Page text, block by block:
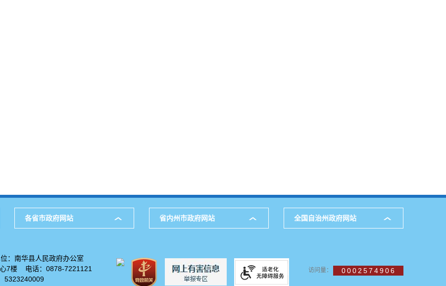
各省市政府网站 省内州市政府网站 全国自治州政府网站
：南华县人民政府办公室
心7楼 电话：0878-7221121
5323240009
访问量： 0002574906